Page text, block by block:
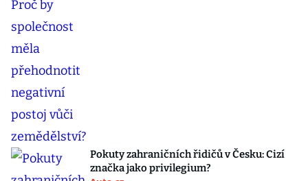
Pokuty zahraničních řidičů v Česku: Cizí
značka jako privilegium?